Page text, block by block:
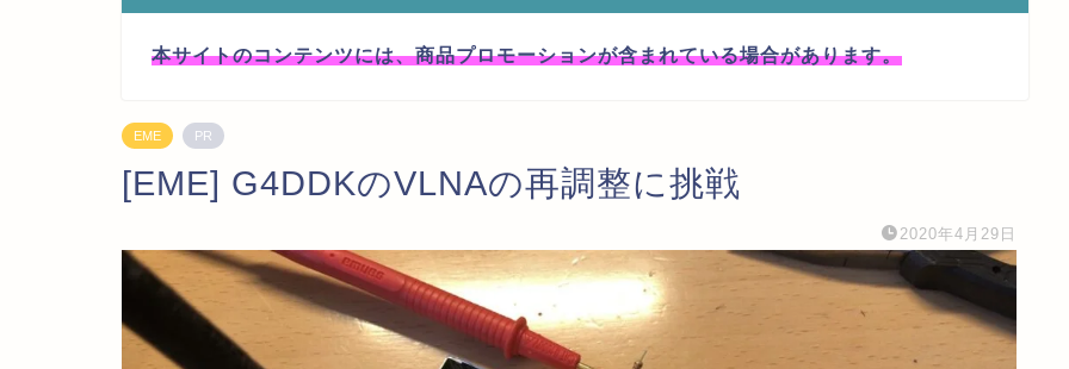
本サイトのコンテンツには、商品プロモーションが含まれている場合があります。
EME PR
[EME] G4DDKのVLNAの再調整に挑戦
2020年4月29日